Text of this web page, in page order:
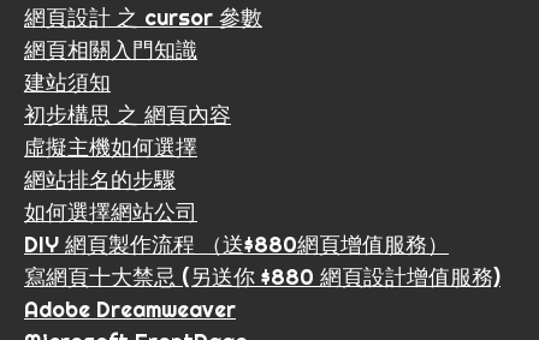
網頁設計 之 cursor 參數
網頁相關入門知識
建站須知
初步構思 之 網頁內容
虛擬主機如何選擇
網站排名的步驟
如何選擇網站公司
DIY 網頁製作流程 （送$880網頁增值服務）
寫網頁十大禁忌 (另送你 $880 網頁設計增值服務)
Adobe Dreamweaver